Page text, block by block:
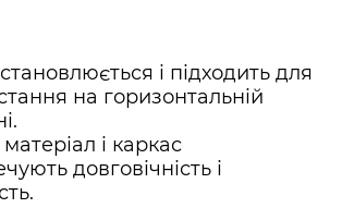
і підходить для
на горизонтальній
і каркас
довговічність і